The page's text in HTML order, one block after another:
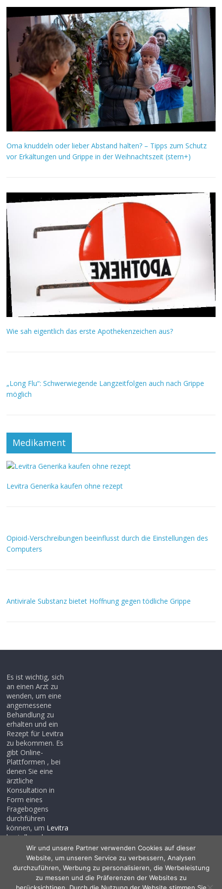
Oma knuddeln oder lieber Abstand halten? – Tipps zum Schutz
vor Erkältungen und Grippe in der Weihnachtszeit (stern+)
Wie sah eigentlich das erste Apothekenzeichen aus?
„Long Flu“: Schwerwiegende Langzeitfolgen auch nach Grippe
möglich
Medikament
Levitra Generika kaufen ohne rezept
Opioid-Verschreibungen beeinflusst durch die Einstellungen des
Computers
Antivirale Substanz bietet Hoffnung gegen tödliche Grippe
Es ist wichtig, sich
an einen Arzt zu
wenden, um eine
angemessene
Behandlung zu
erhalten und ein
Rezept für Levitra
zu bekommen. Es
gibt Online-
Plattformen , bei
denen Sie eine
ärztliche
Konsultation in
Form eines
Fragebogens
durchführen
können, um Levitra
bestellen ohne
rezept, auch wenn
Sie noch kein
Rezept haben .
Wir und unsere Partner verwenden Cookies auf dieser
Website, um unseren Service zu verbessern, Analysen
durchzuführen, Werbung zu personalisieren, die Werbeleistung
zu messen und die Präferenzen der Websites zu